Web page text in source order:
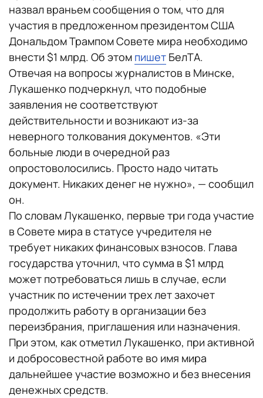
назвал враньем сообщения о том, что для
участия в предложенном президентом США
Дональдом Трампом Совете мира необходимо
внести $1 млрд. Об этом пишет БелТА.
Отвечая на вопросы журналистов в Минске,
Лукашенко подчеркнул, что подобные
заявления не соответствуют
действительности и возникают из-за
неверного толкования документов. «Эти
больные люди в очередной раз
опростоволосились. Просто надо читать
документ. Никаких денег не нужно», — сообщил
он.
По словам Лукашенко, первые три года участие
в Совете мира в статусе учредителя не
требует никаких финансовых взносов. Глава
государства уточнил, что сумма в $1 млрд
может потребоваться лишь в случае, если
участник по истечении трех лет захочет
продолжить работу в организации без
переизбрания, приглашения или назначения.
При этом, как отметил Лукашенко, при активной
и добросовестной работе во имя мира
дальнейшее участие возможно и без внесения
денежных средств.